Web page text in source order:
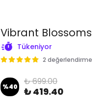
Vibrant Blossoms
Tükeniyor
2 değerlendirme
%40 ₺ 699.00
₺ 419.40